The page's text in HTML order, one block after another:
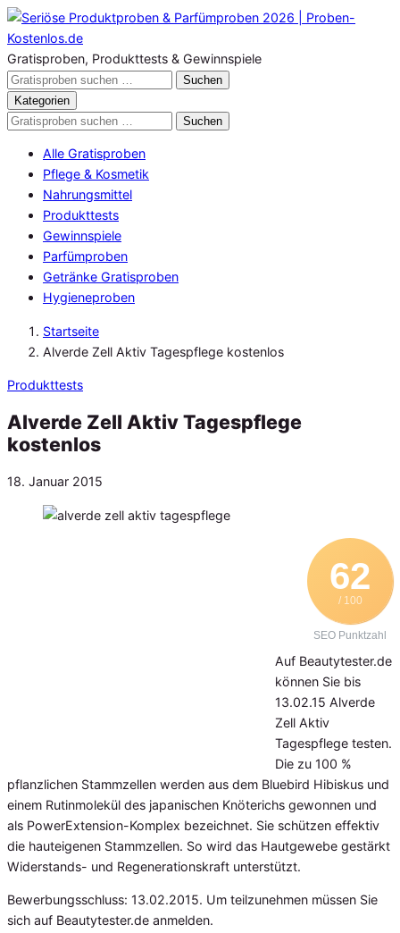
Zum
Inhalt
springen
Gratisproben, Produkttests & Gewinnspiele
Gratisproben
durchsuchen
Suchen
Kategorien
Gratisproben
Suchen
Alle Gratisproben
Pflege & Kosmetik
Nahrungsmittel
Produkttests
Gewinnspiele
Parfümproben
Getränke Gratisproben
Hygieneproben
Startseite
Alverde Zell Aktiv Tagespflege kostenlos
Produkttests
Alverde Zell Aktiv Tagespflege
kostenlos
Veröffentlicht
18. Januar 2015
62
/ 100
SEO Punktzahl
Auf Beautytester.de
können Sie bis
13.02.15 Alverde
Zell Aktiv
Tagespflege testen.
Die zu 100 %
pflanzlichen Stammzellen werden aus dem Bluebird Hibiskus und
einem Rutinmolekül des japanischen Knöterichs gewonnen und
als PowerExtension-Komplex bezeichnet. Sie schützen effektiv
die hauteigenen Stammzellen. So wird das Hautgewebe gestärkt
Widerstands- und Regenerationskraft unterstützt.
Bewerbungsschluss: 13.02.2015. Um teilzunehmen müssen Sie
sich auf Beautytester.de anmelden.